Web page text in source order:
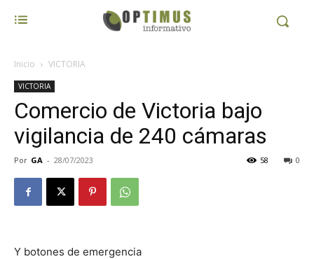
Inicio VICTORIA
VICTORIA
Comercio de Victoria bajo
vigilancia de 240 cámaras
Por GA - 28/07/2023 0
58
Y botones de emergencia